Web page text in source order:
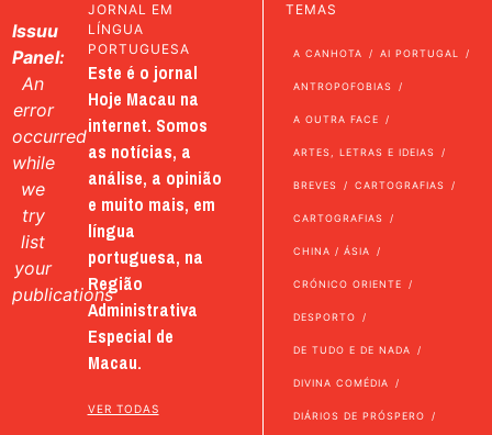
Issuu
Panel:
An
error
occurred
while
we
try
list
your
publications
JORNAL EM
LÍNGUA
PORTUGUESA
Este é o jornal
Hoje Macau na
internet. Somos
as notícias, a
análise, a opinião
e muito mais, em
língua
portuguesa, na
Região
Administrativa
Especial de
Macau.
VER TODAS
TEMAS
A CANHOTA AI PORTUGAL
ANTROPOFOBIAS
A OUTRA FACE
ARTES, LETRAS E IDEIAS
BREVES CARTOGRAFIAS
CARTOGRAFIAS
CHINA / ÁSIA
CRÓNICO ORIENTE
DESPORTO
DE TUDO E DE NADA
DIVINA COMÉDIA
DIÁRIOS DE PRÓSPERO